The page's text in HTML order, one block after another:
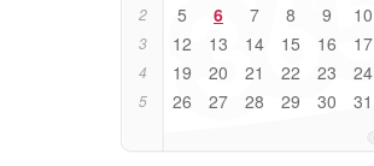
2 5 6 7 8 9 10
3 12 13 14 15 16 17
4 19 20 21 22 23 24
5 26 27 28 29 30 31